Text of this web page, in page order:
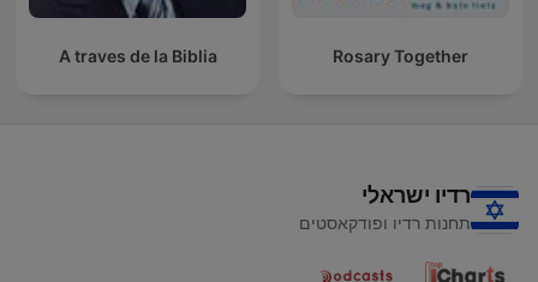
Rosary Together
A traves de la Biblia
רדיו ישראלי
תחנות רדיו ופודקאסטים